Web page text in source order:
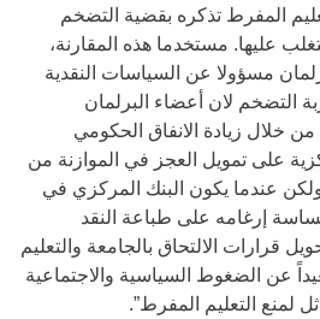
المفرط تذكره بقضية التضخم
عليها. مستخدما هذه المقارنة،
مسؤولا عن السياسات النقدية
لان أعضاء البرلمان
خلال زيادة الانفاق الحكومي
على تمويل العجز في الموازنة من
عندما يكون البنك المركزي في
إرغامه على طباعة النقد
قرارات الالتحاق بالجامعة والتعليم
عن الضغوط السياسية والاجتماعية
لمنع التعليم المفرط”.